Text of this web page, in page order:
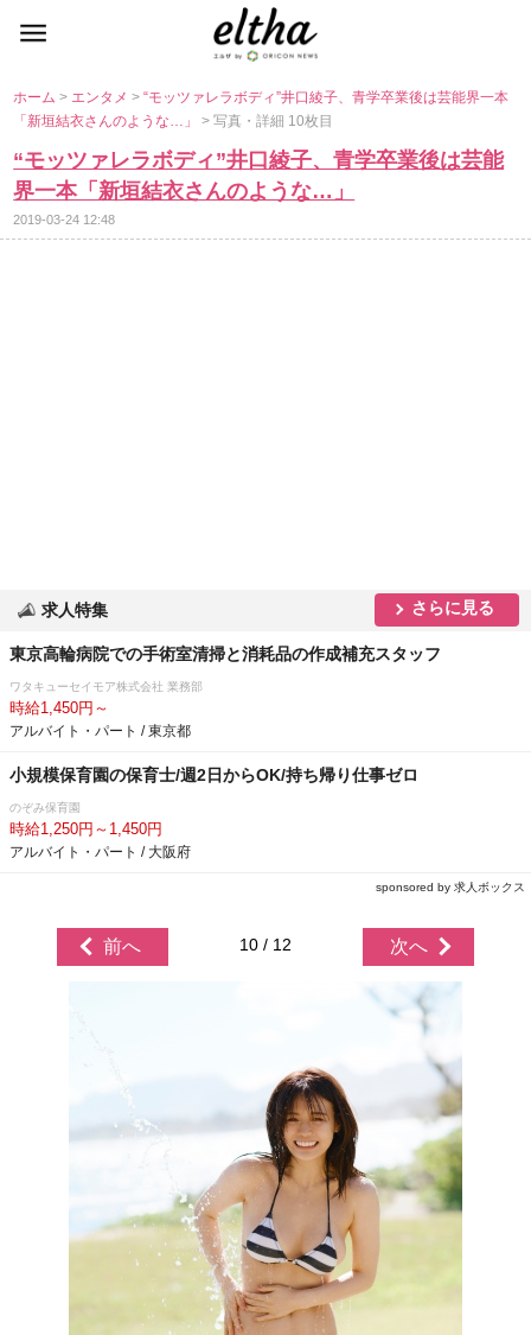
ホーム> エンタメ>“モッツァレラボディ”井口綾子、青学卒業後は芸能界一本
「新垣結衣さんのような…」> 写真・詳細 10枚目
“モッツァレラボディ”井口綾子、青学卒業後は芸能
界一本「新垣結衣さんのような…」
2019-03-24 12:48
求人特集 さらに見る
東京高輪病院での手術室清掃と消耗品の作成補充スタッフ
ワタキューセイモア株式会社 業務部
時給1,450円～
アルバイト・パート / 東京都
小規模保育園の保育士/週2日からOK/持ち帰り仕事ゼロ
のぞみ保育園
時給1,250円～1,450円
アルバイト・パート / 大阪府
sponsored by 求人ボックス
前へ 10 / 12 次へ